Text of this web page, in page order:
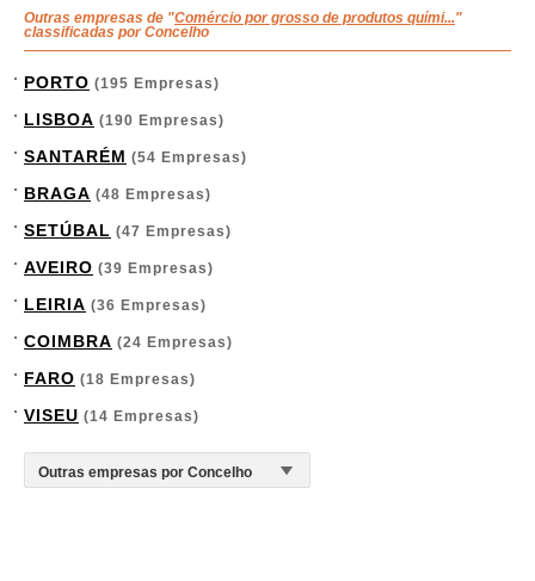
Outras empresas de "Comércio por grosso de produtos quími..."
classificadas por Concelho
PORTO (195 Empresas)
LISBOA (190 Empresas)
SANTARÉM (54 Empresas)
BRAGA (48 Empresas)
SETÚBAL (47 Empresas)
AVEIRO (39 Empresas)
LEIRIA (36 Empresas)
COIMBRA (24 Empresas)
FARO (18 Empresas)
VISEU (14 Empresas)